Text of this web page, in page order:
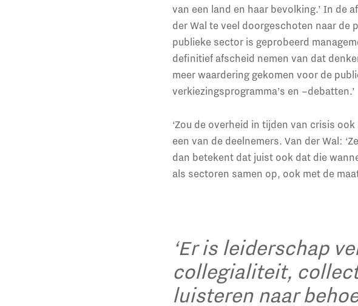
van een land en haar bevolking.’ In de
der Wal te veel doorgeschoten naar de
publieke sector is geprobeerd
definitief afscheid nemen van dat
meer waardering gekomen voor de
verkiezingsprogramma’s en –debatten.’
‘Zou de overheid in tijden van crisis
een van de deelnemers. Van der Wal:
dan betekent dat juist ook dat die
als sectoren samen op, ook met de
‘Er is leiderschap
collegialiteit,
luisteren naar